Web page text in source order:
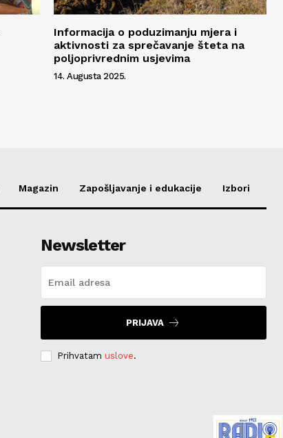
Informacija o poduzimanju mjera i
aktivnosti za sprečavanje šteta na
poljoprivrednim usjevima
14. Augusta 2025.
Magazin Zapošljavanje i edukacije Izbori
Newsletter
PRIJAVA
Prihvatam uslove.